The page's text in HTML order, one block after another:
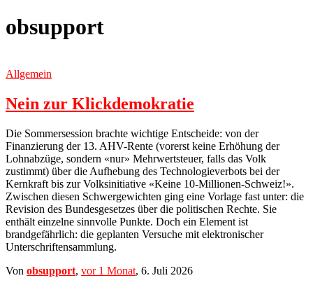
obsupport
Allgemein
Nein zur Klickdemokratie
Die Sommersession brachte wichtige Entscheide: von der
Finanzierung der 13. AHV-Rente (vorerst keine Erhöhung der
Lohnabzüge, sondern «nur» Mehrwertsteuer, falls das Volk
zustimmt) über die Aufhebung des Technologieverbots bei der
Kernkraft bis zur Volksinitiative «Keine 10-Millionen-Schweiz!».
Zwischen diesen Schwergewichten ging eine Vorlage fast unter: die
Revision des Bundesgesetzes über die politischen Rechte. Sie
enthält einzelne sinnvolle Punkte. Doch ein Element ist
brandgefährlich: die geplanten Versuche mit elektronischer
Unterschriftensammlung.
Von obsupport, vor 1 Monat, 6. Juli 2026